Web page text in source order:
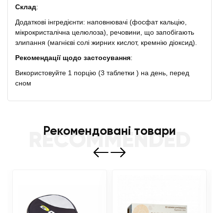
Склад:
Додаткові інгредієнти: наповнювачі (фосфат кальцію,
мікрокристалічна целюлоза), речовини, що запобігають
злипання (магнієві солі жирних кислот, кремнію діоксид).
Рекомендації щодо застосування:
Використовуйте 1 порцію (3 таблетки ) на день, перед
сном
RECOMMENDED
Рекомендовані товари